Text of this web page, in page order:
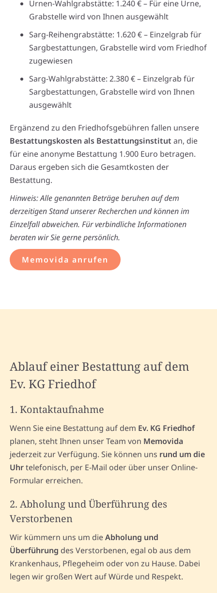
Urnen-Wahlgrabstätte: 1.240 € – Für eine Urne,
Grabstelle wird von Ihnen ausgewählt
Sarg-Reihengrabstätte: 1.620 € – Einzelgrab für
Sargbestattungen, Grabstelle wird vom Friedhof
zugewiesen
Sarg-Wahlgrabstätte: 2.380 € – Einzelgrab für
Sargbestattungen, Grabstelle wird von Ihnen
ausgewählt
Ergänzend zu den Friedhofsgebühren fallen unsere
Bestattungskosten als Bestattungsinstitut an, die
für eine anonyme Bestattung 1.900 Euro betragen.
Daraus ergeben sich die Gesamtkosten der
Bestattung.
Hinweis: Alle genannten Beträge beruhen auf dem
derzeitigen Stand unserer Recherchen und können im
Einzelfall abweichen. Für verbindliche Informationen
beraten wir Sie gerne persönlich.
Memovida anrufen
Ablauf einer Bestattung auf dem
Ev. KG Friedhof
1. Kontaktaufnahme
Wenn Sie eine Bestattung auf dem Ev. KG Friedhof
planen, steht Ihnen unser Team von Memovida
jederzeit zur Verfügung. Sie können uns rund um die
Uhrtelefonisch, per E-Mail oder über unser Online-
Formular erreichen.
2. Abholung und Überführung des
Verstorbenen
Wir kümmern uns um dieAbholung und
Überführung des Verstorbenen, egal ob aus dem
Krankenhaus, Pflegeheim oder von zu Hause. Dabei
legen wir großen Wert auf Würde und Respekt.